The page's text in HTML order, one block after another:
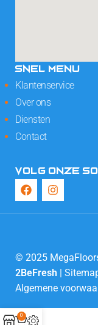
SNEL MENU
Klantenservice
Over ons
Diensten
Contact
VOLG ONZE
© 2025
2BeFresh
Algemene
0